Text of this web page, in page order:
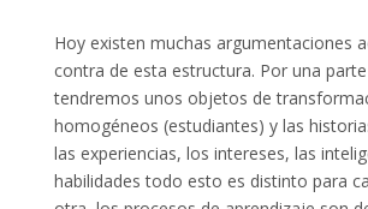
Hoy existen muchas argumentaciones
contra de esta estructura. Por una
tendremos unos objetos de
homogéneos (estudiantes) y las
las experiencias, los intereses, las
habilidades todo esto es distinto para